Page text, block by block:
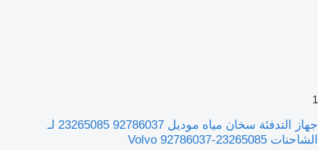
1
جهاز التدفئة سخان مياه موديل 92786037 23265085 لـ
الشاحنات Volvo 92786037-23265085